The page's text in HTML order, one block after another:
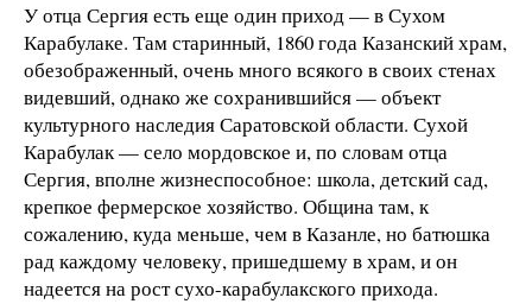
У отца Сергия есть еще один приход — в Сухом
Карабулаке. Там старинный, 1860 года Казанский храм,
обезображенный, очень много всякого в своих стенах
видевший, однако же сохранившийся — объект
культурного наследия Саратовской области. Сухой
Карабулак — село мордовское и, по словам отца
Сергия, вполне жизнеспособное: школа, детский сад,
крепкое фермерское хозяйство. Община там, к
сожалению, куда меньше, чем в Казанле, но батюшка
рад каждому человеку, пришедшему в храм, и он
надеется на рост сухо-карабулакского прихода.